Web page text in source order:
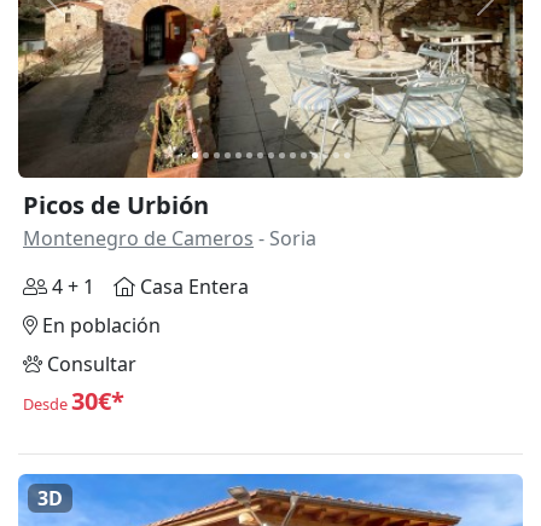
Anterior
Picos de Urbión
Montenegro de Cameros - Soria
4 + 1
Casa Entera
En población
Consultar
Desde30€*
3D